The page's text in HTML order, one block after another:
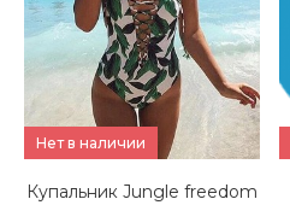
ПОДРОБНЕЕ
Нет в наличии
Купальник Jungle freedom